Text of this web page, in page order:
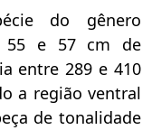
do gênero
55 e 57 cm de
entre 289 e 410
a região ventral
de tonalidade